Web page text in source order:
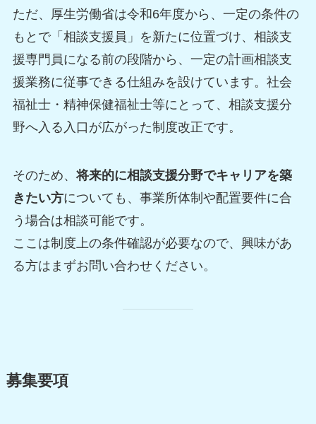
ただ、厚生労働省は令和6年度から、一定の条件の
もとで「相談支援員」を新たに位置づけ、相談支
援専門員になる前の段階から、一定の計画相談支
援業務に従事できる仕組みを設けています。社会
福祉士・精神保健福祉士等にとって、相談支援分
野へ入る入口が広がった制度改正です。
そのため、 将来的に相談支援分野でキャリアを築
きたい方についても、事業所体制や配置要件に合
う場合は相談可能です。
ここは制度上の条件確認が必要なので、興味があ
る方はまずお問い合わせください。
募集要項